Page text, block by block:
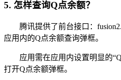
5. 怎样查询Q点余额？
腾讯提供了前台接口：
应用内的Q点余额查询弹框。
应用需在应用内设置明显的
打开Q点余额弹框。